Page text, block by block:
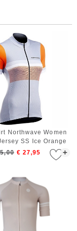
+
Northwave Women
SS Ice Orange
€ 27,95